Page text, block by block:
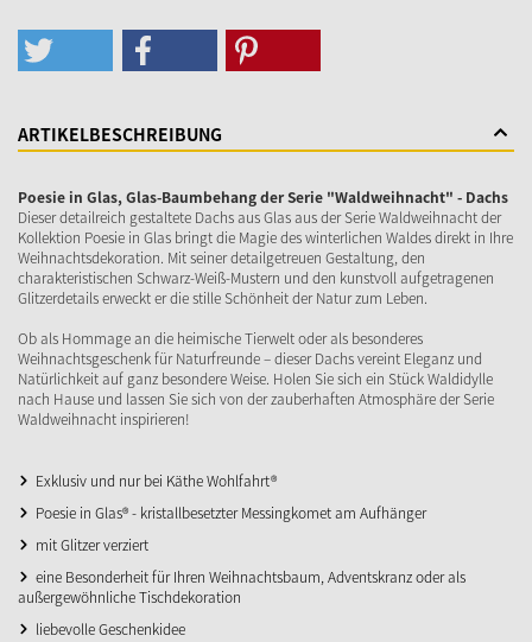
ARTIKELBESCHREIBUNG
Poesie in Glas, Glas-Baumbehang der Serie "Waldweihnacht" - Dachs
Dieser detailreich gestaltete Dachs aus Glas aus der Serie Waldweihnacht der
Kollektion Poesie in Glas bringt die Magie des winterlichen Waldes direkt in Ihre
Weihnachtsdekoration. Mit seiner detailgetreuen Gestaltung, den
charakteristischen Schwarz-Weiß-Mustern und den kunstvoll aufgetragenen
Glitzerdetails erweckt er die stille Schönheit der Natur zum Leben.
Ob als Hommage an die heimische Tierwelt oder als besonderes
Weihnachtsgeschenk für Naturfreunde – dieser Dachs vereint Eleganz und
Natürlichkeit auf ganz besondere Weise. Holen Sie sich ein Stück Waldidylle
nach Hause und lassen Sie sich von der zauberhaften Atmosphäre der Serie
Waldweihnacht inspirieren!
Exklusiv und nur bei Käthe Wohlfahrt®
Poesie in Glas® - kristallbesetzter Messingkomet am Aufhänger
mit Glitzer verziert
eine Besonderheit für Ihren Weihnachtsbaum, Adventskranz oder als
außergewöhnliche Tischdekoration
liebevolle Geschenkidee